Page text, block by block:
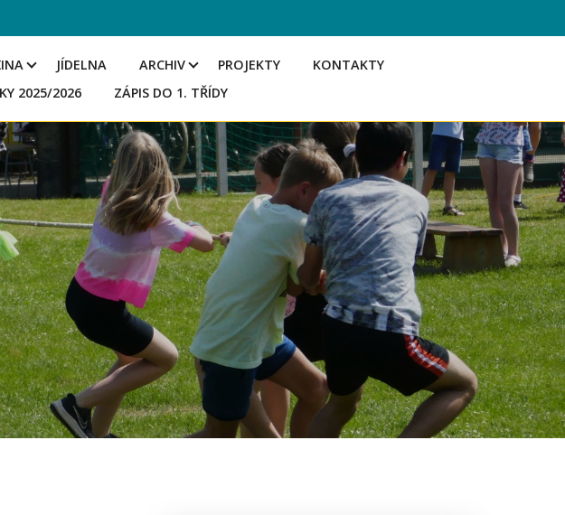
JÍDELNA ARCHIV PROJEKTY
KONTAKTY
2025/2026 ZÁPIS DO 1. TŘÍDY